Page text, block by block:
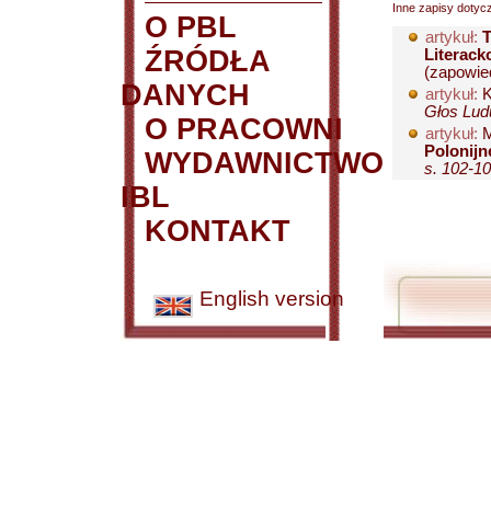
O PBL
ŹRÓDŁA
DANYCH
O PRACOWNI
WYDAWNICTWO
IBL
KONTAKT
English version
Inne zapisy
artykuł:
artykuł:
Głos
artykuł:
s. 102-